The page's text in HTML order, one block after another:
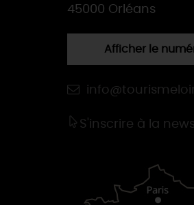
45000 Orléans
Afficher le
S'inscrire à la